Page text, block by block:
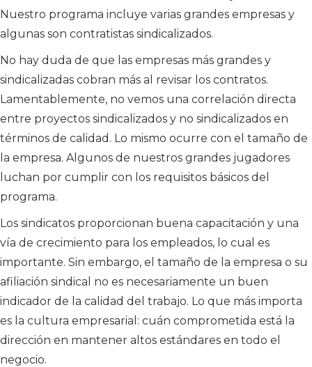
Nuestro programa incluye varias grandes empresas y
algunas son contratistas sindicalizados.
No hay duda de que las empresas más grandes y
sindicalizadas cobran más al revisar los contratos.
Lamentablemente, no vemos una correlación directa
entre proyectos sindicalizados y no sindicalizados en
términos de calidad. Lo mismo ocurre con el tamaño de
la empresa. Algunos de nuestros grandes jugadores
luchan por cumplir con los requisitos básicos del
programa.
Los sindicatos proporcionan buena capacitación y una
vía de crecimiento para los empleados, lo cual es
importante. Sin embargo, el tamaño de la empresa o su
afiliación sindical no es necesariamente un buen
indicador de la calidad del trabajo. Lo que más importa
es la cultura empresarial: cuán comprometida está la
dirección en mantener altos estándares en todo el
negocio.